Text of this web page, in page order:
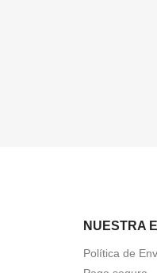
NUESTRA
Política de